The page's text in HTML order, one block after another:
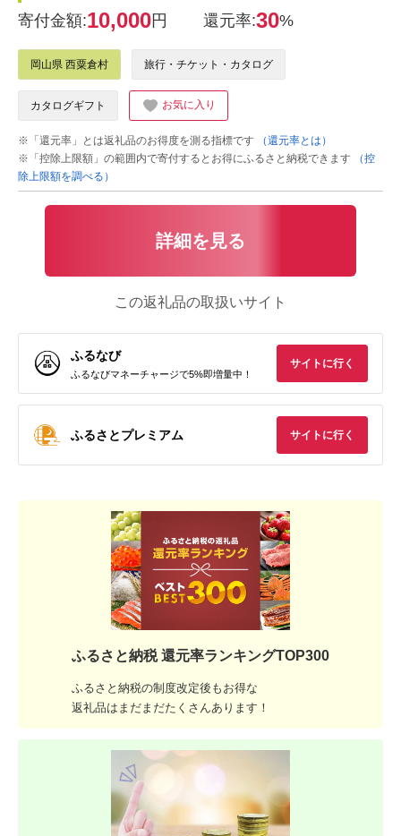
寄付金額:10,000円 還元率:30%
岡山県 西粟倉村 旅行・チケット・カタログ
カタログギフト お気に入り
※「還元率」とは返礼品のお得度を測る指標です
（還元率とは）
※「控除上限額」の範囲内で寄付するとお得にふるさと納税できます
（控
除上限額を調べる）
詳細を見る
この返礼品の取扱いサイト
ふるなび
ふるなびマネーチャージで5%即増量中！
サイトに行く
ふるさとプレミアム サイトに行く
ふるさと納税 還元率ランキングTOP300
ふるさと納税の制度改定後もお得な
返礼品はまだまだたくさんあります！